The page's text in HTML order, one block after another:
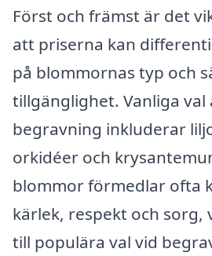
Först och främst är det
att priserna kan
på blommornas typ och
tillgänglighet. Vanliga
begravning inkluderar
orkidéer och
blommor förmedlar ofta
kärlek, respekt och sorg,
till populära val vid